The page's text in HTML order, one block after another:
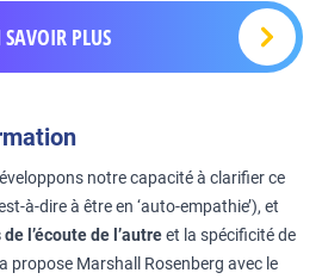
PLUS
notre capacité à clarifier ce
à-dire à être en ‘auto-empathie’), et
l’écoute de l’autreet la spécificité de
propose Marshall Rosenberg avec le